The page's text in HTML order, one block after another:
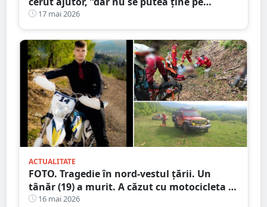
picioare”. Martorii au sunat la 112
17 mai 2026
ACTUALITATE
FOTO. Tragedie în nord-vestul țării. Un
tânăr (19) a murit. A căzut cu motocicleta în
prăpastie
16 mai 2026